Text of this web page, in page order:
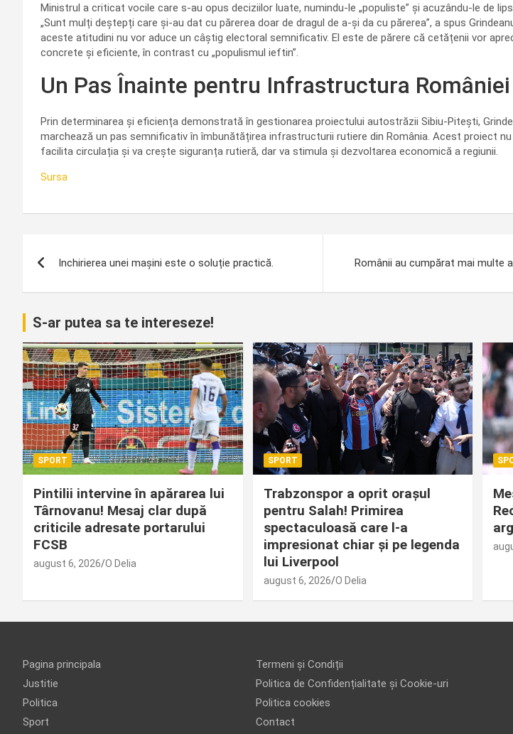
Ministrul a criticat vocile care s-au opus deciziilor luate, numindu-le „populiste” și acuzându-le de
„Sunt mulți deștepți care și-au dat cu părerea doar de dragul de a-și da cu părerea”, a spus
aceste atitudini nu vor aduce un câștig electoral semnificativ. El este de părere că cetățenii vor
concrete și eficiente, în contrast cu „populismul ieftin”.
Un Pas Înainte pentru Infrastructura României
Prin determinarea și eficiența demonstrată în gestionarea proiectului autostrăzii Sibiu-Pitești,
marchează un pas semnificativ în îmbunătățirea infrastructurii rutiere din România. Acest proiect
facilita circulația și va crește siguranța rutieră, dar va stimula și dezvoltarea economică a regiunii.
Sursa
articole
Inchirierea unei mașini este o soluție practică. Românii au cumpărat mai multe
S-ar putea sa te intereseze!
SPORT
Pintilii intervine în apărarea lui
Târnovanu! Mesaj clar după
criticile adresate portarului
FCSB
august 6, 2026 O Delia
SPORT
Trabzonspor a oprit orașul
pentru Salah! Primirea
spectaculoasă care l-a
impresionat chiar și pe legenda
lui Liverpool
august 6, 2026 O Delia
Pagina principala
Justitie
Politica
Sport
Termeni și Condiții
Politica de Confidențialitate și Cookie-uri
Politica cookies
Contact